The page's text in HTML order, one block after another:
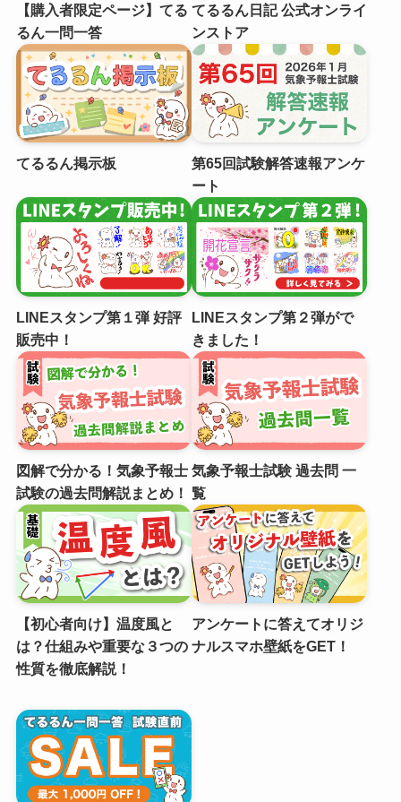
【購入者限定ページ】てる
るん一問一答
てるるん日記 公式オンライ
ンストア
てるるん掲示板
第65回試験解答速報アンケ
ート
LINEスタンプ第１弾 好評
販売中！
LINEスタンプ第２弾がで
きました！
図解で分かる！気象予報士
試験の過去問解説まとめ！
気象予報士試験 過去問 一
覧
【初心者向け】温度風と
は？仕組みや重要な３つの
性質を徹底解説！
アンケートに答えてオリジ
ナルスマホ壁紙をGET！